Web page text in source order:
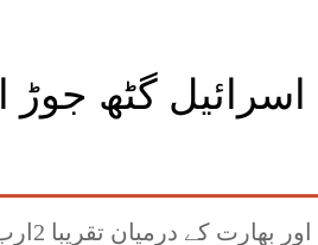
اسرائیل گٹھ جوڑ